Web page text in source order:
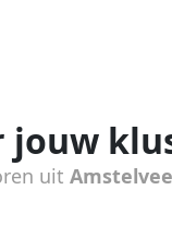
jouw
uit